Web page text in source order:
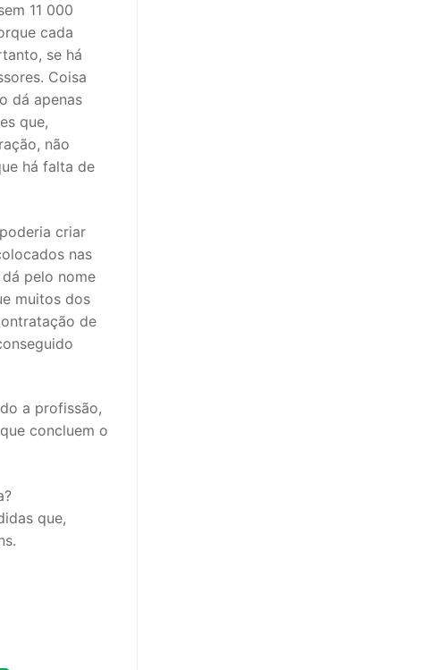
11 000
cada
se há
Coisa
dá apenas
que,
não
há falta de
criar
nas
pelo nome
muitos dos
de
a profissão,
concluem o
que,